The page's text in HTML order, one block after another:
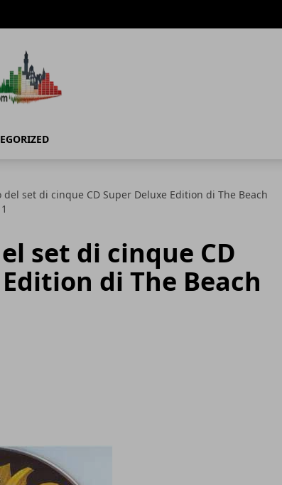
del set di cinque CD Super Deluxe Edition di The Beach
set di cinque CD
di The Beach